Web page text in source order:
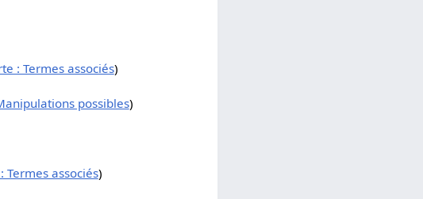
: Termes associés)
possibles)
Termes associés)